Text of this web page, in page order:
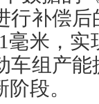
行补偿
毫米，
车组产
段。